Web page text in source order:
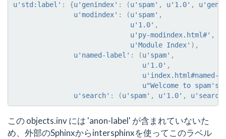
u'std:label' : {u'genindex' : (u'spam' , u'1.0' , u
u'modindex' : (u'spam' ,
u'1.0' ,
u'py-modindex.html#' ,
u'Module Index' ),
u'named-label' : (u'spam' ,
u'1.0' ,
u'index.html#named-
u"Welcome to spam's
u'search' : (u'spam' , u'1.0' , u
この objects.inv には 'anon-label' が含まれていないた
め、外部のSphinxからintersphinxを使ってこのラベル